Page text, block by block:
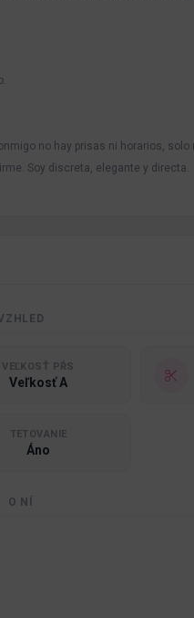
no hay prisas ni horarios,
Soy discreta, elegante y directa.
VEĽKOSŤ PŔS
Veľkosť A
TETOVANIE
Áno
O NÍ